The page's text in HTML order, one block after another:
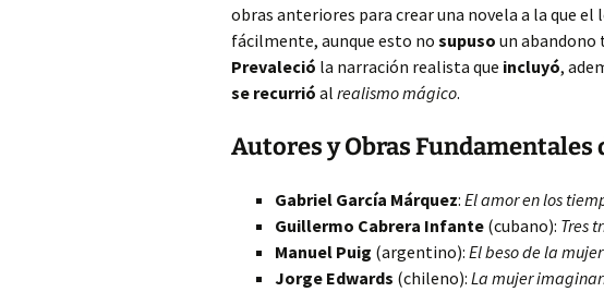
obras anteriores para crear una novela a la que el
fácilmente, aunque esto no supuso un abandono
Prevaleció la narración realista que incluyó,
se recurrió al realismo mágico.
Autores y Obras Fundamentales
Gabriel García Márquez: El amor en los
Guillermo Cabrera Infante (cubano): Tres
Manuel Puig (argentino): El beso de la
Jorge Edwards (chileno): La mujer